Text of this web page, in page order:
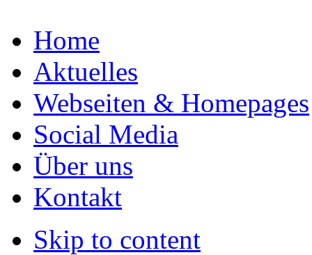
Home
Aktuelles
Webseiten & Homepages
Social Media
Über uns
Kontakt
Skip to content